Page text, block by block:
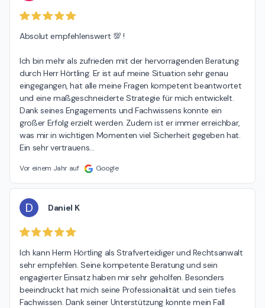
Absolut empfehlenswert 💯 !
Ich bin mehr als zufrieden mit der hervorragenden Beratung
durch Herr Hörtling. Er ist auf meine Situation sehr genau
eingegangen, hat alle meine Fragen kompetent beantwortet
und eine maßgeschneiderte Strategie für mich entwickelt.
Dank seines Engagements und Fachwissens konnte ein
großer Erfolg erzielt werden. Zudem ist er immer erreichbar,
was mir in wichtigen Momenten viel Sicherheit gegeben hat.
Ein sehr vertrauens…
Vor einem Jahr auf Google
D Daniel K
Ich kann Herrn Hörtling als Strafverteidiger und Rechtsanwalt
sehr empfehlen. Seine kompetente Beratung und sein
engagierter Einsatz haben mir sehr geholfen. Besonders
beeindruckt hat mich seine Professionalität und sein tiefes
Fachwissen. Dank seiner Unterstützung konnte mein Fall